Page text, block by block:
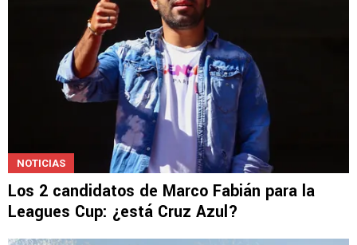
NOTICIAS
Los 2 candidatos de Marco Fabián para la
Leagues Cup: ¿está Cruz Azul?